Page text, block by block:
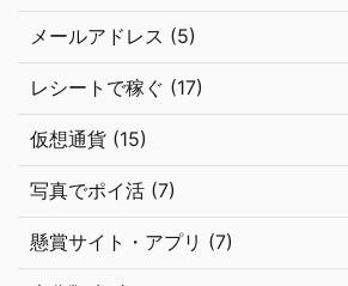
メールアドレス (5)
レシートで稼ぐ (17)
仮想通貨 (15)
写真でポイ活 (7)
懸賞サイト・アプリ (7)